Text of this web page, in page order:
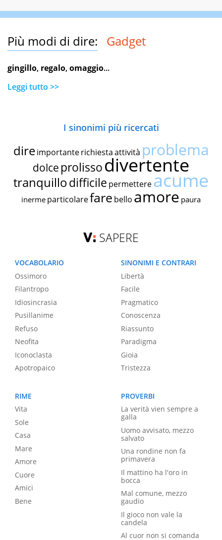
Più modi di dire: Gadget
gingillo, regalo,omaggio...
Leggi tutto >>
I sinonimi più ricercati
dire importante richiestaattività problema
dolce prolissodivertente
tranquillodifficile permettereacume
inerme particolarefare bello amore paura
SAPERE
VOCABOLARIO
Ossimoro
Filantropo
Idiosincrasia
Pusillanime
Refuso
Neofita
Iconoclasta
Apotropaico
SINONIMI E CONTRARI
Libertà
Facile
Pragmatico
Conoscenza
Riassunto
Paradigma
Gioia
Tristezza
RIME
Vita
Sole
Casa
Mare
Amore
Cuore
Amici
Bene
PROVERBI
La verità vien sempre a
galla
Uomo avvisato, mezzo
salvato
Una rondine non fa
primavera
Il mattino ha l'oro in
bocca
Mal comune, mezzo
gaudio
Il gioco non vale la
candela
Al cuor non si comanda